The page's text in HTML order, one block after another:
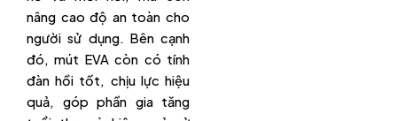
nâng cao độ an toàn cho
người sử dụng. Bên cạnh
đó, mút EVA còn có tính
đàn hồi tốt, chịu lực hiệu
quả, góp phần gia tăng